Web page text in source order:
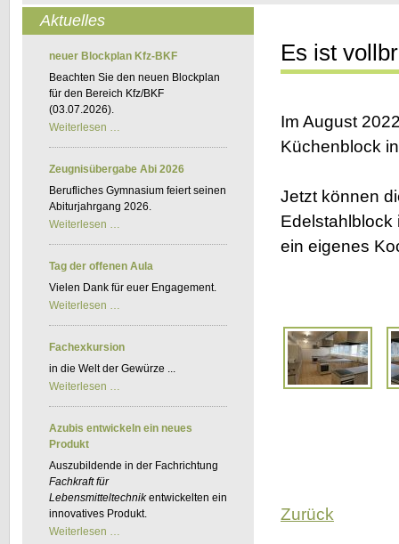
Es ist
Im August
Küchenblock
Jetzt können
Edelstahlblock
ein eigenes
Zurück
Aktuelles
neuer Blockplan Kfz-BKF
Beachten Sie den neuen Blockplan
für den Bereich Kfz/BKF
(03.07.2026).
Weiterlesen …
Kfz-
BKF
Zeugnisübergabe Abi 2026
Berufliches Gymnasium feiert seinen
Abiturjahrgang 2026.
Weiterlesen …
2026
Tag der offenen Aula
Vielen Dank für euer Engagement.
Weiterlesen …
offenen
Aula
Fachexkursion
in die Welt der Gewürze ...
Weiterlesen …
Azubis entwickeln ein neues
Produkt
Auszubildende in der Fachrichtung
Fachkraft für
Lebensmitteltechnikentwickelten ein
innovatives Produkt.
Weiterlesen …